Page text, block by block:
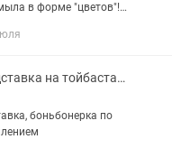
в форме "цветов"!
5 дней до 3 недель!
Ракушка подставка на тойбастар, боньбонерки
боньбонерка по